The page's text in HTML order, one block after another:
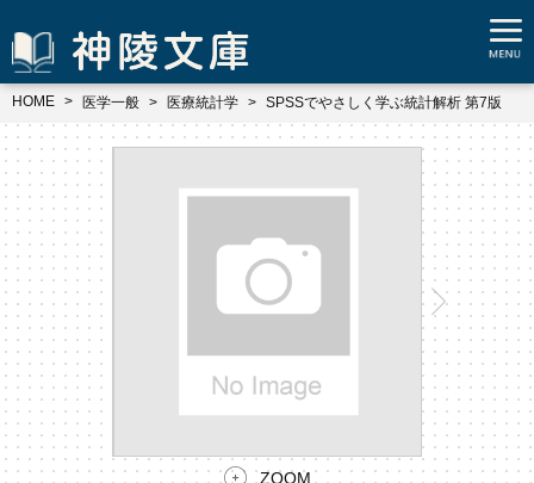
HOME 医学一般 医療統計学 SPSSでやさしく学ぶ統計解析 第7版
ZOOM